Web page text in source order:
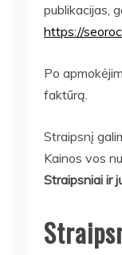
publikacijas,
https://
Po
faktūrą.
Straipsnį
Kainos vos
Straipsniai ir